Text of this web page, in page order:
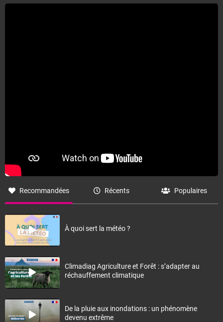
Recommandées Récents Populaires
À quoi sert la météo ?
Climadiag Agriculture et Forêt : s’adapter au
réchauffement climatique
De la pluie aux inondations : un phénomène
devenu extrême